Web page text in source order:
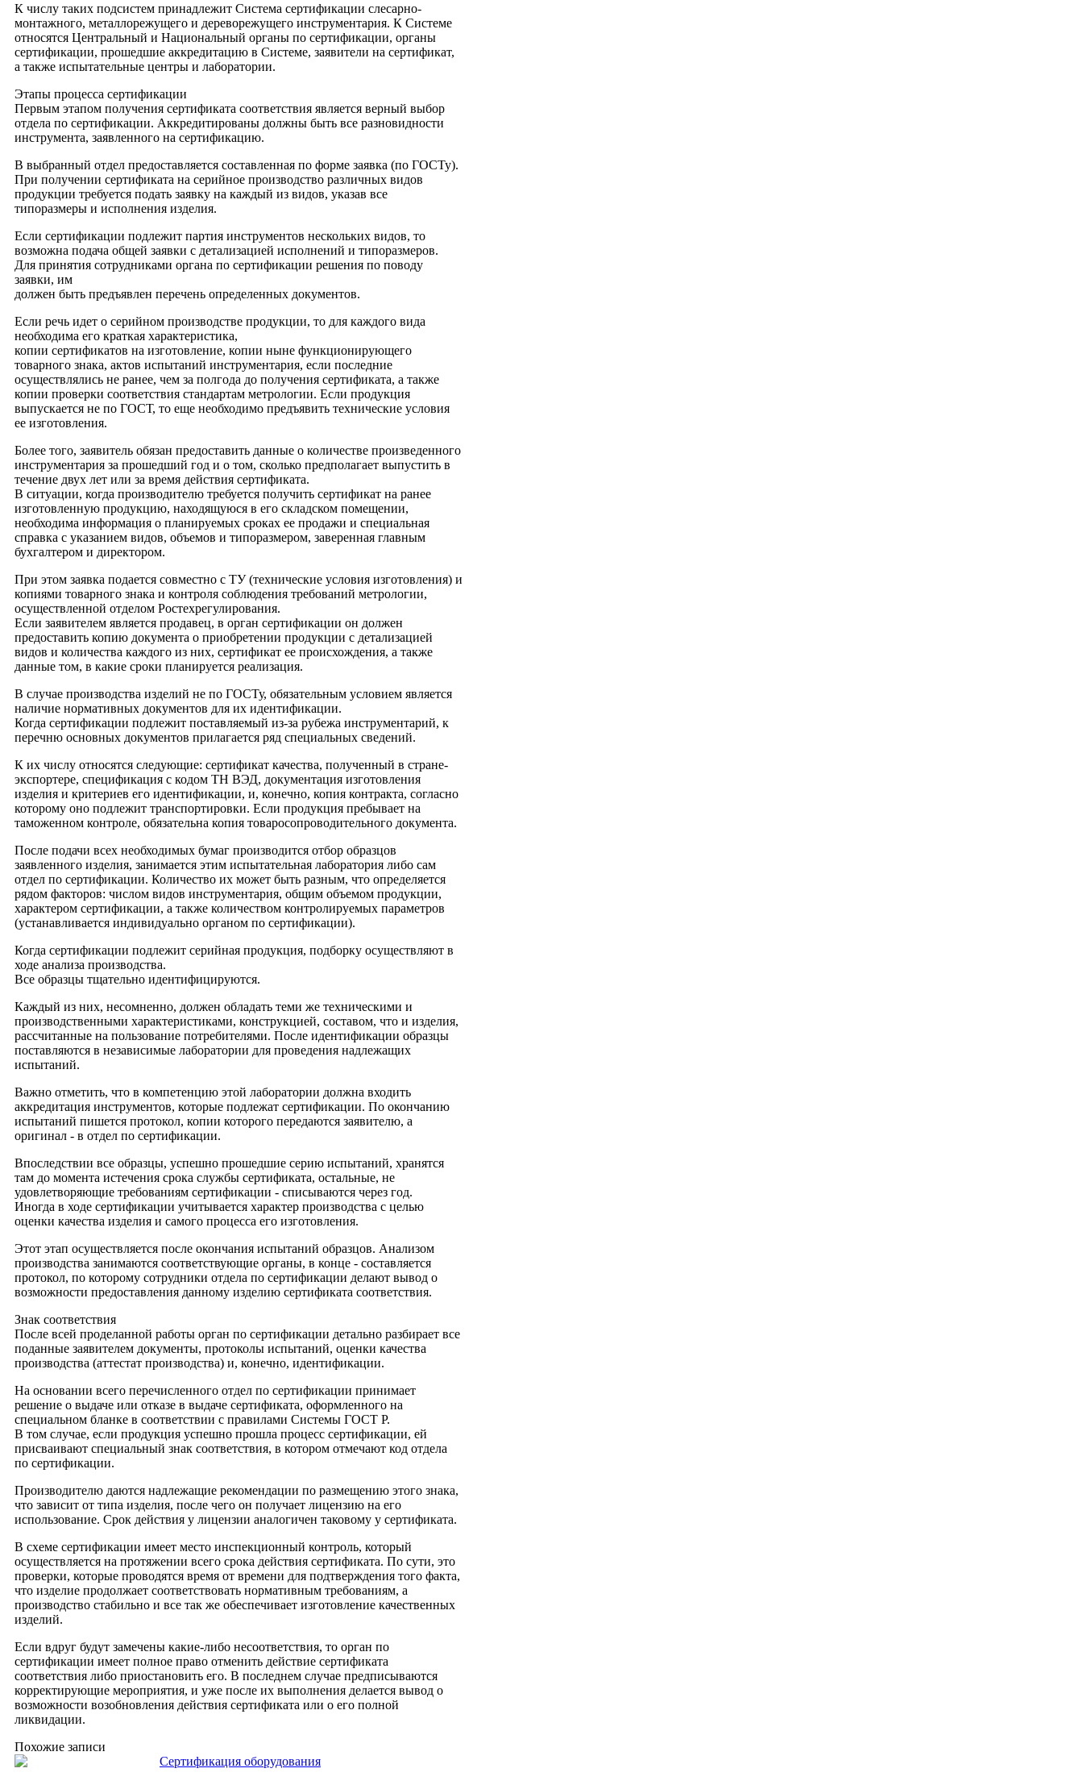
К числу таких подсистем принадлежит Система сертификации слесарно-
монтажного, металлорежущего и дереворежущего инструментария. К Системе
относятся Центральный и Национальный органы по сертификации, органы
сертификации, прошедшие аккредитацию в Системе, заявители на сертификат,
а также испытательные центры и лаборатории.
Этапы процесса сертификации
Первым этапом получения сертификата соответствия является верный выбор
отдела по сертификации. Аккредитированы должны быть все разновидности
инструмента, заявленного на сертификацию.
В выбранный отдел предоставляется составленная по форме заявка (по ГОСТу).
При получении сертификата на серийное производство различных видов
продукции требуется подать заявку на каждый из видов, указав все
типоразмеры и исполнения изделия.
Если сертификации подлежит партия инструментов нескольких видов, то
возможна подача общей заявки с детализацией исполнений и типоразмеров.
Для принятия сотрудниками органа по сертификации решения по поводу
заявки, им
должен быть предъявлен перечень определенных документов.
Если речь идет о серийном производстве продукции, то для каждого вида
необходима его краткая характеристика,
копии сертификатов на изготовление, копии ныне функционирующего
товарного знака, актов испытаний инструментария, если последние
осуществлялись не ранее, чем за полгода до получения сертификата, а также
копии проверки соответствия стандартам метрологии. Если продукция
выпускается не по ГОСТ, то еще необходимо предъявить технические условия
ее изготовления.
Более того, заявитель обязан предоставить данные о количестве произведенного
инструментария за прошедший год и о том, сколько предполагает выпустить в
течение двух лет или за время действия сертификата.
В ситуации, когда производителю требуется получить сертификат на ранее
изготовленную продукцию, находящуюся в его складском помещении,
необходима информация о планируемых сроках ее продажи и специальная
справка с указанием видов, объемов и типоразмером, заверенная главным
бухгалтером и директором.
При этом заявка подается совместно с ТУ (технические условия изготовления) и
копиями товарного знака и контроля соблюдения требований метрологии,
осуществленной отделом Ростехрегулирования.
Если заявителем является продавец, в орган сертификации он должен
предоставить копию документа о приобретении продукции с детализацией
видов и количества каждого из них, сертификат ее происхождения, а также
данные том, в какие сроки планируется реализация.
В случае производства изделий не по ГОСТу, обязательным условием является
наличие нормативных документов для их идентификации.
Когда сертификации подлежит поставляемый из-за рубежа инструментарий, к
перечню основных документов прилагается ряд специальных сведений.
К их числу относятся следующие: сертификат качества, полученный в стране-
экспортере, спецификация с кодом ТН ВЭД, документация изготовления
изделия и критериев его идентификации, и, конечно, копия контракта, согласно
которому оно подлежит транспортировки. Если продукция пребывает на
таможенном контроле, обязательна копия товаросопроводительного документа.
После подачи всех необходимых бумаг производится отбор образцов
заявленного изделия, занимается этим испытательная лаборатория либо сам
отдел по сертификации. Количество их может быть разным, что определяется
рядом факторов: числом видов инструментария, общим объемом продукции,
характером сертификации, а также количеством контролируемых параметров
(устанавливается индивидуально органом по сертификации).
Когда сертификации подлежит серийная продукция, подборку осуществляют в
ходе анализа производства.
Все образцы тщательно идентифицируются.
Каждый из них, несомненно, должен обладать теми же техническими и
производственными характеристиками, конструкцией, составом, что и изделия,
рассчитанные на пользование потребителями. После идентификации образцы
поставляются в независимые лаборатории для проведения надлежащих
испытаний.
Важно отметить, что в компетенцию этой лаборатории должна входить
аккредитация инструментов, которые подлежат сертификации. По окончанию
испытаний пишется протокол, копии которого передаются заявителю, а
оригинал - в отдел по сертификации.
Впоследствии все образцы, успешно прошедшие серию испытаний, хранятся
там до момента истечения срока службы сертификата, остальные, не
удовлетворяющие требованиям сертификации - списываются через год.
Иногда в ходе сертификации учитывается характер производства с целью
оценки качества изделия и самого процесса его изготовления.
Этот этап осуществляется после окончания испытаний образцов. Анализом
производства занимаются соответствующие органы, в конце - составляется
протокол, по которому сотрудники отдела по сертификации делают вывод о
возможности предоставления данному изделию сертификата соответствия.
Знак соответствия
После всей проделанной работы орган по сертификации детально разбирает все
поданные заявителем документы, протоколы испытаний, оценки качества
производства (аттестат производства) и, конечно, идентификации.
На основании всего перечисленного отдел по сертификации принимает
решение о выдаче или отказе в выдаче сертификата, оформленного на
специальном бланке в соответствии с правилами Системы ГОСТ Р.
В том случае, если продукция успешно прошла процесс сертификации, ей
присваивают специальный знак соответствия, в котором отмечают код отдела
по сертификации.
Производителю даются надлежащие рекомендации по размещению этого знака,
что зависит от типа изделия, после чего он получает лицензию на его
использование. Срок действия у лицензии аналогичен таковому у сертификата.
В схеме сертификации имеет место инспекционный контроль, который
осуществляется на протяжении всего срока действия сертификата. По сути, это
проверки, которые проводятся время от времени для подтверждения того факта,
что изделие продолжает соответствовать нормативным требованиям, а
производство стабильно и все так же обеспечивает изготовление качественных
изделий.
Если вдруг будут замечены какие-либо несоответствия, то орган по
сертификации имеет полное право отменить действие сертификата
соответствия либо приостановить его. В последнем случае предписываются
корректирующие мероприятия, и уже после их выполнения делается вывод о
возможности возобновления действия сертификата или о его полной
ликвидации.
Похожие записи
Сертификация оборудования